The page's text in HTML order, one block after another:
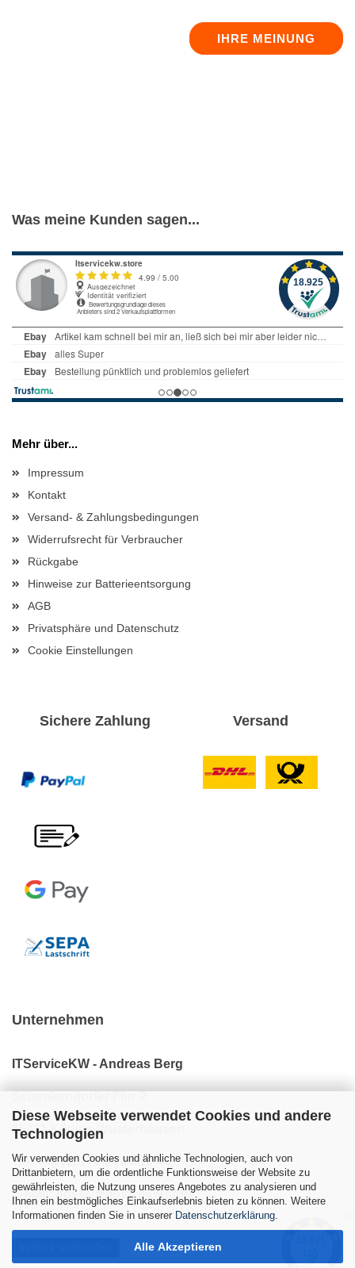
Diese Webseite verwendet Cookies und andere
Technologien
Wir verwenden Cookies und ähnliche Technologien, auch von
Drittanbietern, um die ordentliche Funktionsweise der Website zu
gewährleisten, die Nutzung unseres Angebotes zu analysieren und
Ihnen ein bestmögliches Einkaufserlebnis bieten zu können. Weitere
Informationen finden Sie in unserer Datenschutzerklärung
Alle Akzeptieren
IHRE MEINUNG
Was meine Kunden sagen...
Mehr über...
Impressum
Kontakt
Versand- & Zahlungsbedingungen
Widerrufsrecht für Verbraucher
Rückgabe
Hinweise zur Batterieentsorgung
AGB
Privatsphäre und Datenschutz
Cookie Einstellungen
Sichere Zahlung Versand
Unternehmen
ITServiceKW - Andreas Berg
15711 Königs Wusterhausen
Tel: +49 (0) 176 34 24 10 44
E-Mail: post@itservicekw.store